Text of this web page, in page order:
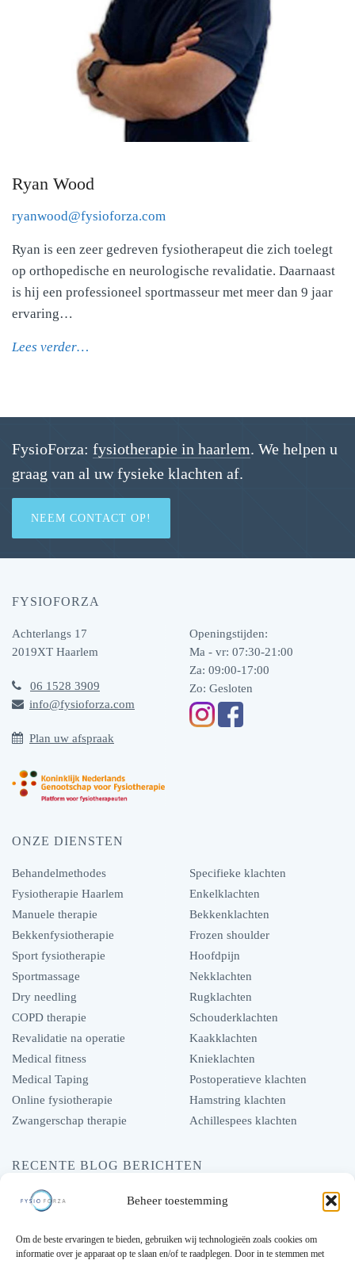
Beheer toestemming
Om de beste ervaringen te bieden, gebruiken wij technologieën zoals cookies om
informatie over je apparaat op te slaan en/of te raadplegen. Door in te stemmen met
Ryan Wood
ryanwood@fysioforza.com
Ryan is een zeer gedreven fysiotherapeut die zich toelegt
op orthopedische en neurologische revalidatie. Daarnaast
is hij een professioneel sportmasseur met meer dan 9 jaar
ervaring…
Lees verder…
FysioForza: fysiotherapie in haarlem. We helpen u
graag van al uw fysieke klachten af.
NEEM CONTACT OP!
FYSIOFORZA
Achterlangs 17
2019XT Haarlem
06 1528 3909
info@fysioforza.com
Plan uw afspraak
Openingstijden:
Ma - vr: 07:30-21:00
Za: 09:00-17:00
Zo: Gesloten
ONZE DIENSTEN
Behandelmethodes
Fysiotherapie Haarlem
Manuele therapie
Bekkenfysiotherapie
Sport fysiotherapie
Sportmassage
Dry needling
COPD therapie
Revalidatie na operatie
Medical fitness
Medical Taping
Online fysiotherapie
Zwangerschap therapie
Specifieke klachten
Enkelklachten
Bekkenklachten
Frozen shoulder
Hoofdpijn
Nekklachten
Rugklachten
Schouderklachten
Kaakklachten
Knieklachten
Postoperatieve klachten
Hamstring klachten
Achillespees klachten
RECENTE BLOG BERICHTEN
Hoe fysiotherapie een stijve nek kan oplossen
Een verstuikte enkel, Wat is het en wat doe je er aan?